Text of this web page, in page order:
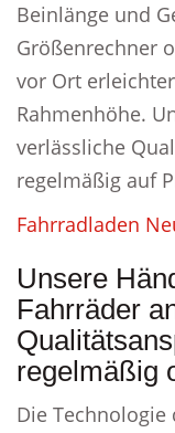
Beinlänge und
Größenrechner
vor Ort
Rahmenhöhe.
verlässliche
regelmäßig auf
Fahrradladen
Unsere
Fahrräder
regelmäßig
Die Technologie